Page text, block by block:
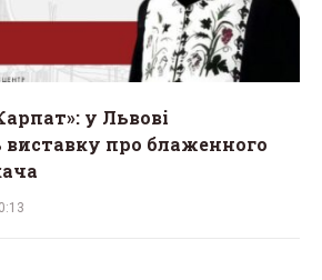
у Львові
виставку про блаженного